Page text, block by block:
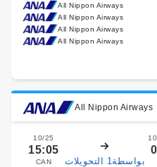
All Nippon Airways
All Nippon Airways
All Nippon Airways
All Nippon Airways
All Nippon Airways
10/25
15:05
CAN بواسطة1 التحويلات